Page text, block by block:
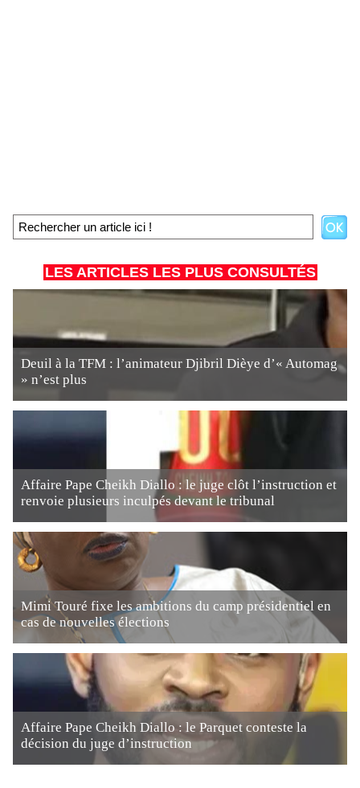
LES ARTICLES LES PLUS CONSULTÉS
Deuil à la TFM : l’animateur Djibril Dièye d’« Automag
» n’est plus
Affaire Pape Cheikh Diallo : le juge clôt l’instruction et
renvoie plusieurs inculpés devant le tribunal
Mimi Touré fixe les ambitions du camp présidentiel en
cas de nouvelles élections
Affaire Pape Cheikh Diallo : le Parquet conteste la
décision du juge d’instruction